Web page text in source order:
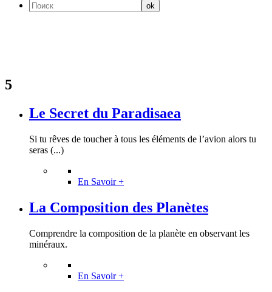
5
Le Secret du Paradisaea
Si tu rêves de toucher à tous les éléments de l’avion alors tu
seras (...)
En Savoir +
La Composition des Planètes
Comprendre la composition de la planète en observant les
minéraux.
En Savoir +